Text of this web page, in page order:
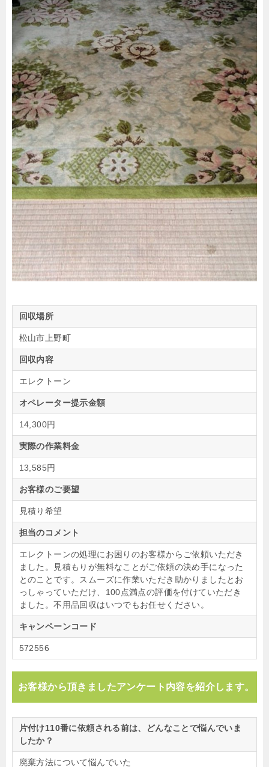
回収場所
松山市上野町
回収内容
エレクトーン
オペレーター提示金額
14,300円
実際の作業料金
13,585円
お客様のご要望
見積り希望
担当のコメント
エレクトーンの処理にお困りのお客様からご依頼いただき
ました。見積もりが無料なことがご依頼の決め手になった
とのことです。スムーズに作業いただき助かりましたとお
っしゃっていただけ、100点満点の評価を付けていただき
ました。不用品回収はいつでもお任せください。
キャンペーンコード
572556
お客様から頂きましたアンケート内容を紹介します。
片付け110番に依頼される前は、どんなことで悩んでいま
したか？
廃棄方法について悩んでいた